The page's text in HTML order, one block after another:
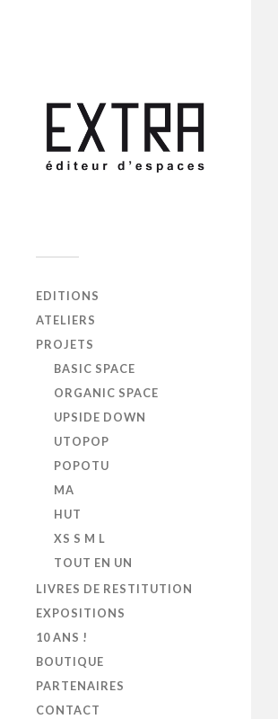
EDITIONS
ATELIERS
PROJETS
BASIC SPACE
ORGANIC SPACE
UPSIDE DOWN
UTOPOP
POPOTU
MA
HUT
XS S M L
TOUT EN UN
LIVRES DE RESTITUTION
EXPOSITIONS
10 ANS !
BOUTIQUE
PARTENAIRES
CONTACT